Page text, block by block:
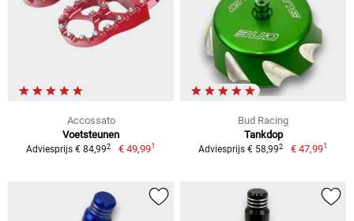
Accossato
Voetsteunen
Adviesprijs € 84,992 € 49,991
Bud Racing
Tankdop
Adviesprijs € 58,992 € 47,991